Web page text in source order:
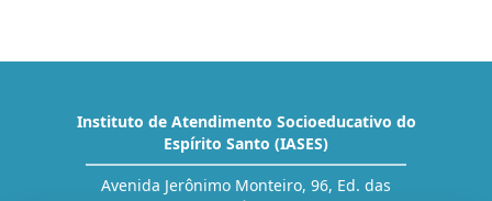
Instituto de Atendimento Socioeducativo do
Espírito Santo (IASES)
Avenida Jerônimo Monteiro, 96, Ed. das